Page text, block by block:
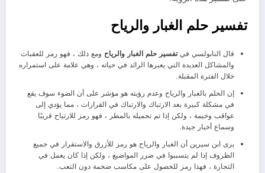
تفسير حلم الغبار والرياح
قال النابولسي فيتفسير حلم الغبار والرياح ومع ذلك ، فهو رمز للعقبات
والمشاكل العديدة التي يعبرها الرائد في حياته ، وهي علامة على استمراره
خلال الفترة المقبلة.
إن الحلم بالغبار والرياح وعدم رؤيته هو مؤشر على أن الضوء سوف يقع
في مشكلة كبيرة بعد الارتباك والارتباك في القرارات ، مما يؤدي إلى
عواقب وخيمة ، ولكن إذا تم تحميله بالمطر ، فهو رمز للارتياح قريبًا
وسماع أخبار جيدة.
يرى ابن سيرين أن الغبار والرياح هو رمز للأزرق والاستقرار في جميع
الظروف إذا لم يتسببوا في ضرر المواضيع ، ولكن إذا كان يعمل في
التجارة ، فهذا رمز للحصول على مكاسب ضخمة دون التعب.